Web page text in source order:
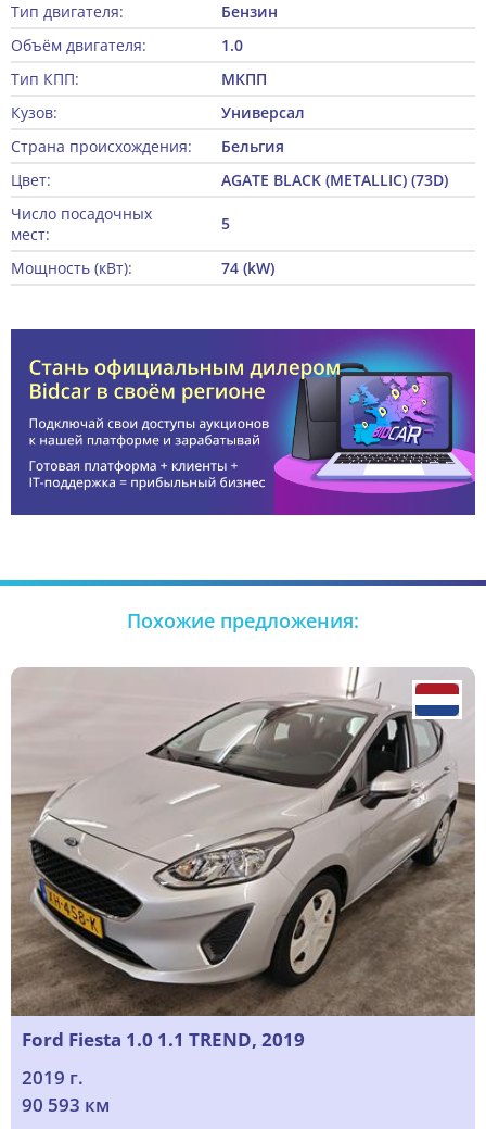
Тип двигателя:
Бензин
Объём двигателя:
1.0
Тип КПП:
МКПП
Кузов:
Универсал
Страна происхождения:
Бельгия
Цвет:
AGATE BLACK (METALLIC) (73D)
Число посадочных
мест:
5
Мощность (кВт): 74 (kW)
Похожие предложения:
Ford Fiesta 1.0 1.1 TREND, 2019
2019 г.
90 593 км